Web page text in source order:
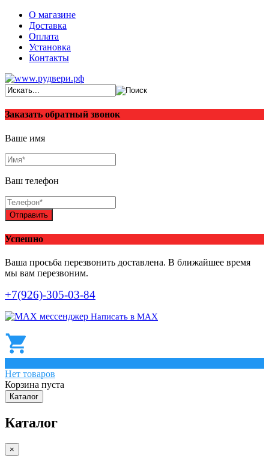
О магазине
Доставка
Оплата
Установка
Контакты
Заказать обратный звонок
Ваше имя
Ваш телефон
Отправить
Успешно
Ваша просьба перезвонить доставлена. В ближайшее время
мы вам перезвоним.
+7(926)-305-03-84
Написать в МАХ
Нет товаров
Корзина пуста
Каталог
Каталог
×